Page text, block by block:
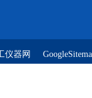
仪器网